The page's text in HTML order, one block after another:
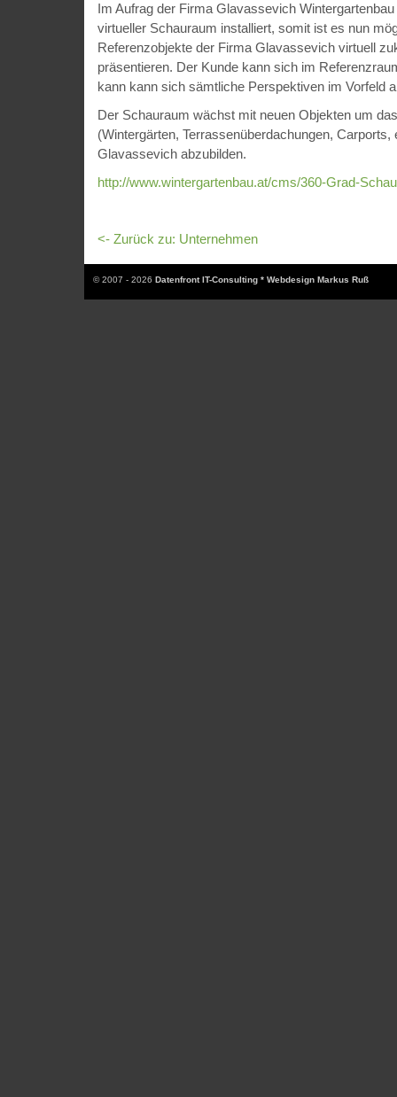
Im Aufrag der Firma Glavassevich
virtueller Schauraum installiert, somit ist es nun
Referenzobjekte der Firma Glavassevich virtuell
präsentieren. Der Kunde kann sich im
kann kann sich sämtliche Perspektiven im Vorfeld
Der Schauraum wächst mit neuen Objekten um
(Wintergärten, Terrassenüberdachungen, Carports,
Glavassevich abzubilden.
http://www.wintergartenbau.at/cms/360-Grad-
<- Zurück zu: Unternehmen
© 2007 - 2026 Datenfront IT-Consulting * Webdesign Markus Ruß